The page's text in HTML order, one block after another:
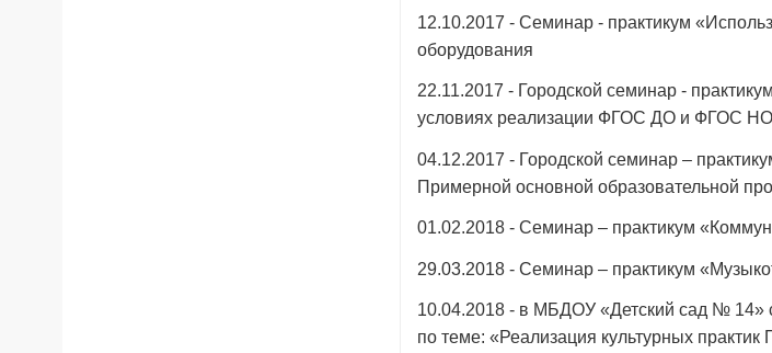
12.10.2017 - Семинар - практикум
оборудования
22.11.2017 - Городской семинар -
условиях реализации ФГОС ДО и ФГОС
04.12.2017 - Городской семинар –
Примерной основной образовательной
01.02.2018 - Семинар – практикум
29.03.2018 - Семинар – практикум
10.04.2018 - в МБДОУ «Детский сад № 14»
по теме: «Реализация культурных